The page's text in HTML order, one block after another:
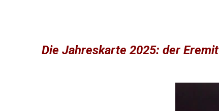
Die Jahreskarte 2025: der Eremit